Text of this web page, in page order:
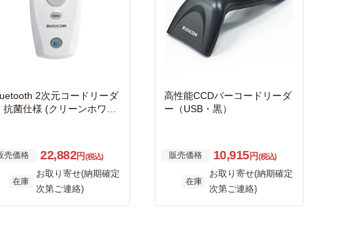
2次元コードリーダ
抗菌仕様 (クリーンホワイ
売価格 22,882円(税込)
在庫
お取り寄せ(納期確定
次第ご連絡)
高性能CCDバーコードリーダ
ー（USB・黒）
販売価格 10,915円(税込)
在庫
お取り寄せ(納期確定
次第ご連絡)